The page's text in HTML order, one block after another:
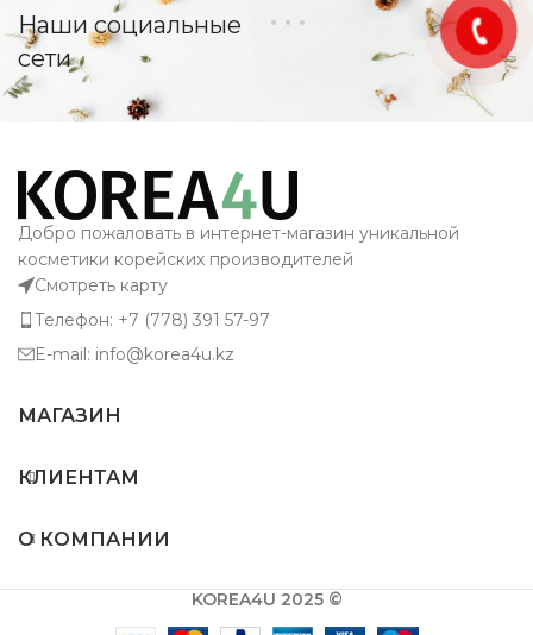
Наши социальные
сети
Добро пожаловать в интернет-магазин уникальной
косметики корейских производителей
Смотреть карту
Телефон: +7 (778) 391 57-97
E-mail: info@korea4u.kz
МАГАЗИН
КЛИЕНТАМ
О КОМПАНИИ
KOREA4U 2025 ©